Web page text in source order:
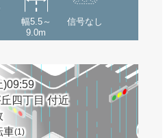
幅5.5～
9.0m
信号なし
)09:59
四丁目 付近
車(1)